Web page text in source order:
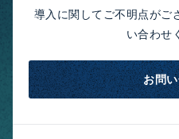
導入に関してご不明点がご
い合わせ
お問